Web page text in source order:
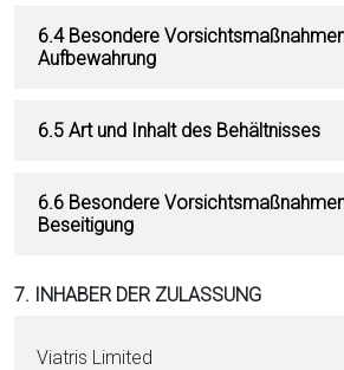
6.4 Besondere
Aufbewahrung
6.5 Art und Inhalt des Behältnisses
6.6 Besondere
Beseitigung
7. INHABER DER ZULASSUNG
Viatris Limited